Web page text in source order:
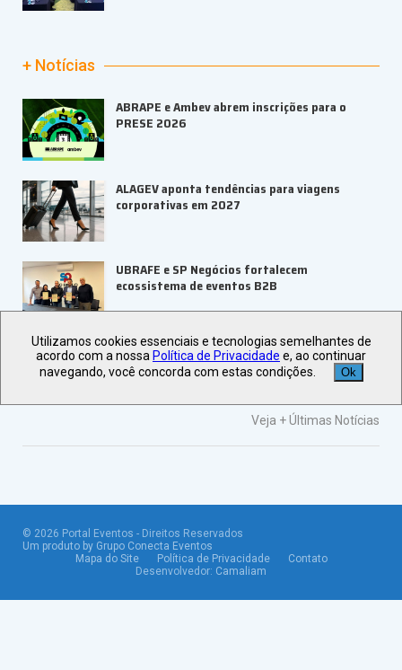
+ Notícias
ABRAPE e Ambev abrem inscrições para o
PRESE 2026
ALAGEV aponta tendências para viagens
corporativas em 2027
UBRAFE e SP Negócios fortalecem
ecossistema de eventos B2B
ABIH-SP orienta setor hoteleiro sobre
tributação e precificação
Veja +Últimas Notícias
© 2026 Portal Eventos - Direitos Reservados
Um produto by Grupo Conecta Eventos
Mapa do Site
Política de Privacidade
Contato
Desenvolvedor: Camaliam
Utilizamos cookies essenciais e tecnologias semelhantes de
acordo com a nossa Política de Privacidade e, ao continuar
navegando, você concorda com estas condições.
Ok